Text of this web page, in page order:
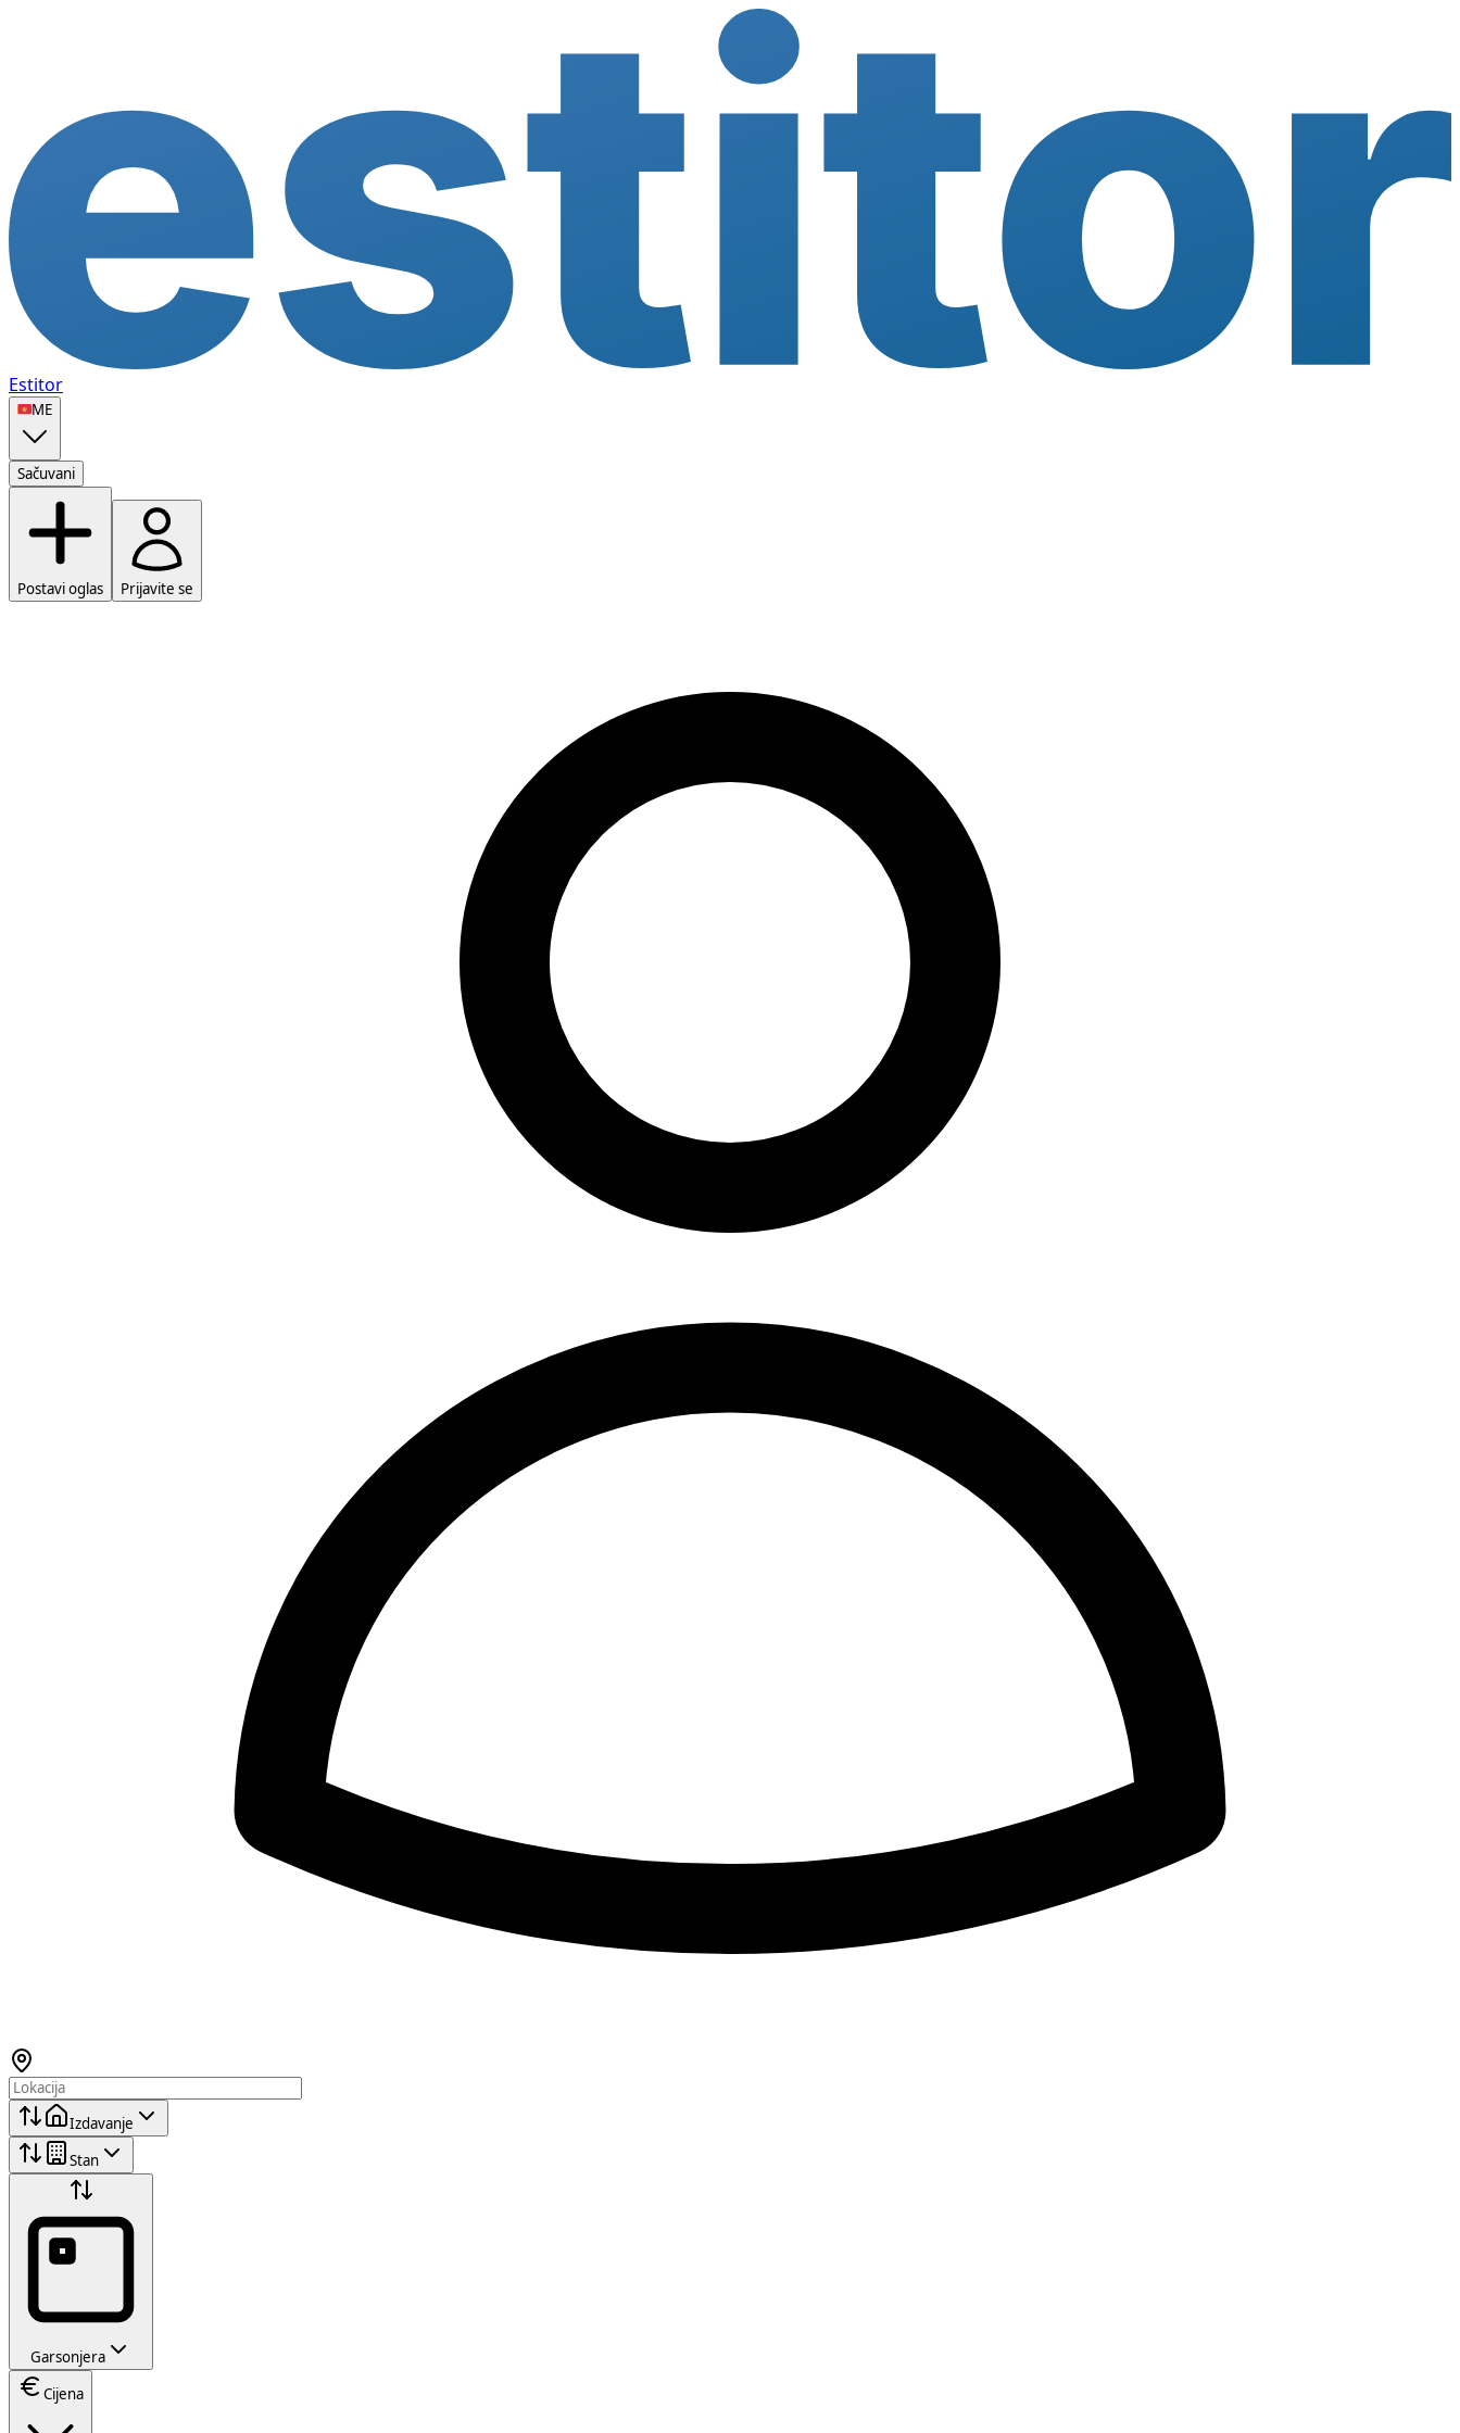
Estitor
🇲🇪ME
Sačuvani
Postavi oglas Prijavite se
Izdavanje
Stan
Garsonjera
Cijena